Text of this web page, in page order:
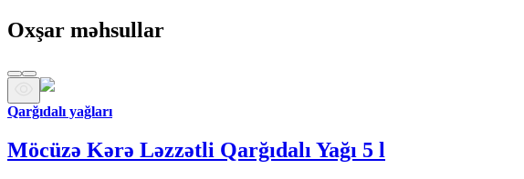
Oxşar məhsullar
Qarğıdalı yağları
Möcüzə Kərə Ləzzətli Qarğıdalı Yağı 5 l